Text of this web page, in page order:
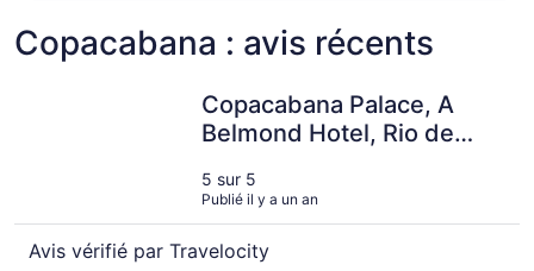
Copacabana : avis récents
Copacabana Palace, A
Belmond Hotel, Rio de
5 sur 5
Publié il y a un an
Avis vérifié par Travelocity